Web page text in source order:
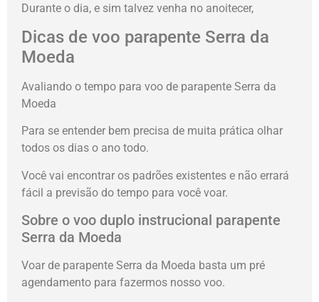
Durante o dia, e sim talvez venha no anoitecer,
Dicas de voo parapente Serra da
Moeda
Avaliando o tempo para voo de parapente Serra da
Moeda
Para se entender bem precisa de muita prática olhar
todos os dias o ano todo.
Você vai encontrar os padrões existentes e não errará
fácil a previsão do tempo para você voar.
Sobre o voo duplo instrucional parapente
Serra da Moeda
Voar de parapente Serra da Moeda basta um pré
agendamento para fazermos nosso voo.